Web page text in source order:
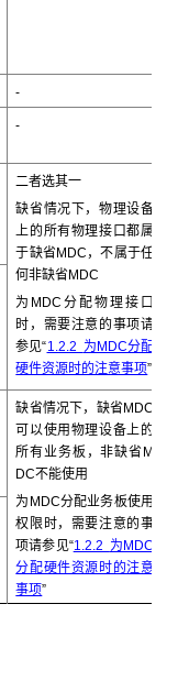
-
-
二者选其一
缺省情况下，物理设备
上的所有物理接口都属
于缺省MDC，不属于任
何非缺省MDC
为MDC分配物理接口
时，需要注意的事项请
参见“1.2.2 为MDC分配
硬件资源时的注意事项”
缺省情况下，缺省MDC
可以使用物理设备上的
所有业务板，非缺省M
DC不能使用
为MDC分配业务板使用
权限时，需要注意的事
项请参见“1.2.2 为MDC
分配硬件资源时的注意
事项”